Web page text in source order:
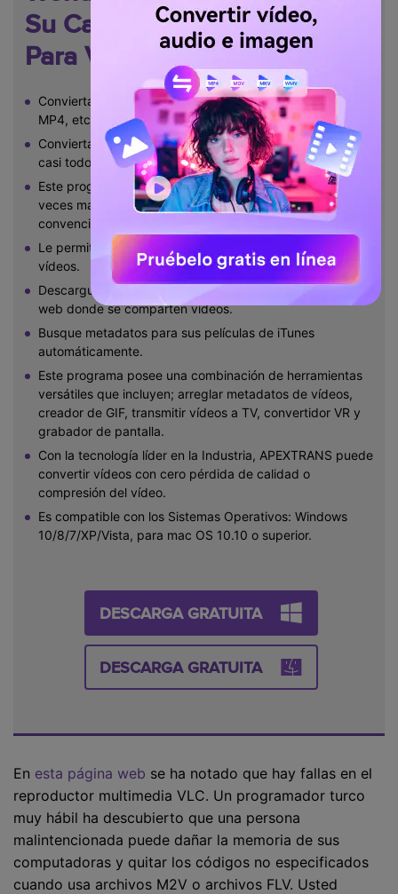
Su Caja de Herramientas
Para Vídeo Completa
Convierta a más de 1000 formatos, como AVI, MKV, MOV,
MP4, etc.
Convierta a un parámetro prestablecido optimizado para
casi todos los dispositivos.
Este programa tiene una velocidad de conversión 30
veces mayor que cualquiera de los convertidores
convencionales.
Le permite Editar, Mejorar y Personalizar sus archivos de
vídeos.
Descargue/graba vídeos desde más de 10.000 páginas
web donde se comparten vídeos.
Busque metadatos para sus películas de iTunes
automáticamente.
Este programa posee una combinación de herramientas
versátiles que incluyen; arreglar metadatos de vídeos,
creador de GIF, transmitir vídeos a TV, convertidor VR y
grabador de pantalla.
Con la tecnología líder en la Industria, APEXTRANS puede
convertir vídeos con cero pérdida de calidad o
compresión del vídeo.
Es compatible con los Sistemas Operativos: Windows
10/8/7/XP/Vista, para mac OS 10.10 o superior.
DESCARGA GRATUITA
DESCARGA GRATUITA
En esta página web se ha notado que hay fallas en el
reproductor multimedia VLC. Un programador turco
muy hábil ha descubierto que una persona
malintencionada puede dañar la memoria de sus
computadoras y quitar los códigos no especificados
cuando usa archivos M2V o archivos FLV. Usted